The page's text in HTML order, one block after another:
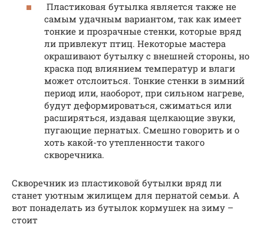
Пластиковая бутылка является также не
самым удачным вариантом, так как имеет
тонкие и прозрачные стенки, которые вряд
ли привлекут птиц. Некоторые мастера
окрашивают бутылку с внешней стороны, но
краска под влиянием температур и влаги
может отслоиться. Тонкие стенки в зимний
период или, наоборот, при сильном нагреве,
будут деформироваться, сжиматься или
расширяться, издавая щелкающие звуки,
пугающие пернатых. Смешно говорить и о
хоть какой-то утепленности такого
скворечника.
Скворечник из пластиковой бутылки вряд ли
станет уютным жилищем для пернатой семьи. А
вот понаделать из бутылок кормушек на зиму –
стоит